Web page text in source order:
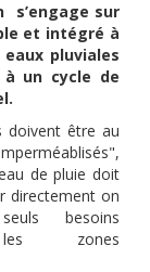
s’engage sur
et intégré à
eaux pluviales
un cycle de
doivent être au
de pluie doit
directement on
besoins
zones